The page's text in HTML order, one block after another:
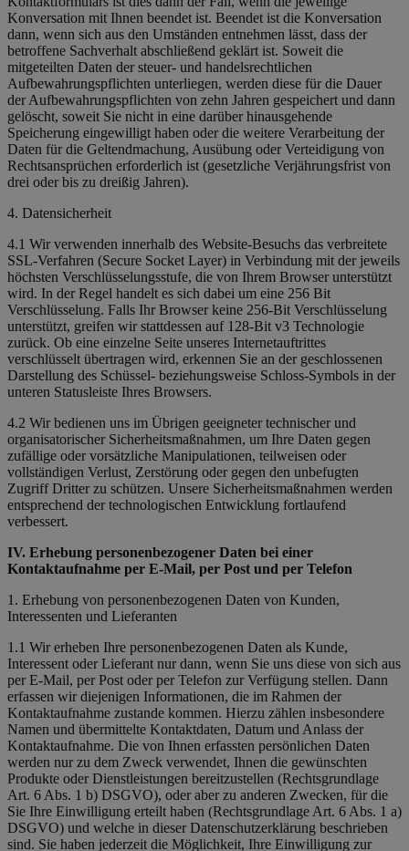
Konversation mit Ihnen beendet ist. Beendet ist die Konversation
dann, wenn sich aus den Umständen entnehmen lässt, dass der
betroffene Sachverhalt abschließend geklärt ist. Soweit die
mitgeteilten Daten der steuer- und handelsrechtlichen
Aufbewahrungspflichten unterliegen, werden diese für die Dauer
der Aufbewahrungspflichten von zehn Jahren gespeichert und dann
gelöscht, soweit Sie nicht in eine darüber hinausgehende
Speicherung eingewilligt haben oder die weitere Verarbeitung der
Daten für die Geltendmachung, Ausübung oder Verteidigung von
Rechtsansprüchen erforderlich ist (gesetzliche Verjährungsfrist von
drei oder bis zu dreißig Jahren).
4. Datensicherheit
4.1 Wir verwenden innerhalb des Website-Besuchs das verbreitete
SSL-Verfahren (Secure Socket Layer) in Verbindung mit der jeweils
höchsten Verschlüsselungsstufe, die von Ihrem Browser unterstützt
wird. In der Regel handelt es sich dabei um eine 256 Bit
Verschlüsselung. Falls Ihr Browser keine 256-Bit Verschlüsselung
unterstützt, greifen wir stattdessen auf 128-Bit v3 Technologie
zurück. Ob eine einzelne Seite unseres Internetauftrittes
verschlüsselt übertragen wird, erkennen Sie an der geschlossenen
Darstellung des Schüssel- beziehungsweise Schloss-Symbols in der
unteren Statusleiste Ihres Browsers.
4.2 Wir bedienen uns im Übrigen geeigneter technischer und
organisatorischer Sicherheitsmaßnahmen, um Ihre Daten gegen
zufällige oder vorsätzliche Manipulationen, teilweisen oder
vollständigen Verlust, Zerstörung oder gegen den unbefugten
Zugriff Dritter zu schützen. Unsere Sicherheitsmaßnahmen werden
entsprechend der technologischen Entwicklung fortlaufend
verbessert.
IV. Erhebung personenbezogener Daten bei einer
Kontaktaufnahme per E-Mail, per Post und per Telefon
1. Erhebung von personenbezogenen Daten von Kunden,
Interessenten und Lieferanten
1.1 Wir erheben Ihre personenbezogenen Daten als Kunde,
Interessent oder Lieferant nur dann, wenn Sie uns diese von sich aus
per E-Mail, per Post oder per Telefon zur Verfügung stellen. Dann
erfassen wir diejenigen Informationen, die im Rahmen der
Kontaktaufnahme zustande kommen. Hierzu zählen insbesondere
Namen und übermittelte Kontaktdaten, Datum und Anlass der
Kontaktaufnahme. Die von Ihnen erfassten persönlichen Daten
werden nur zu dem Zweck verwendet, Ihnen die gewünschten
Produkte oder Dienstleistungen bereitzustellen (Rechtsgrundlage
Art. 6 Abs. 1 b) DSGVO), oder aber zu anderen Zwecken, für die
Sie Ihre Einwilligung erteilt haben (Rechtsgrundlage Art. 6 Abs. 1 a)
DSGVO) und welche in dieser Datenschutzerklärung beschrieben
sind. Sie haben jederzeit die Möglichkeit, Ihre Einwilligung zur